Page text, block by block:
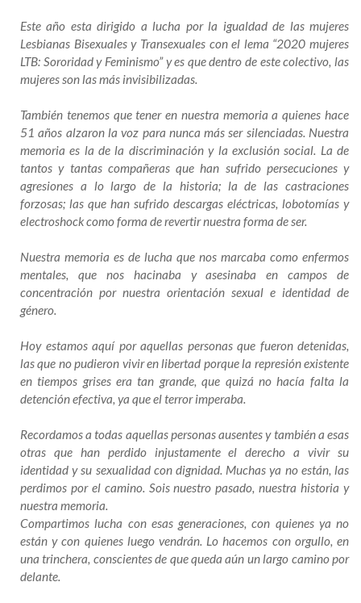
Este año esta dirigido a lucha por la igualdad de las mujeres
Lesbianas Bisexuales y Transexuales con el lema “2020 mujeres
LTB: Sororidad y Feminismo” y es que dentro de este colectivo, las
mujeres son las más invisibilizadas.
También tenemos que tener en nuestra memoria a quienes hace
51 años alzaron la voz para nunca más ser silenciadas. Nuestra
memoria es la de la discriminación y la exclusión social. La de
tantos y tantas compañeras que han sufrido persecuciones y
agresiones a lo largo de la historia; la de las castraciones
forzosas; las que han sufrido descargas eléctricas, lobotomías y
electroshock como forma de revertir nuestra forma de ser.
Nuestra memoria es de lucha que nos marcaba como enfermos
mentales, que nos hacinaba y asesinaba en campos de
concentración por nuestra orientación sexual e identidad de
género.
Hoy estamos aquí por aquellas personas que fueron detenidas,
las que no pudieron vivir en libertad porque la represión existente
en tiempos grises era tan grande, que quizá no hacía falta la
detención efectiva, ya que el terror imperaba.
Recordamos a todas aquellas personas ausentes y también a esas
otras que han perdido injustamente el derecho a vivir su
identidad y su sexualidad con dignidad. Muchas ya no están, las
perdimos por el camino. Sois nuestro pasado, nuestra historia y
nuestra memoria.
Compartimos lucha con esas generaciones, con quienes ya no
están y con quienes luego vendrán. Lo hacemos con orgullo, en
una trinchera, conscientes de que queda aún un largo camino por
delante.